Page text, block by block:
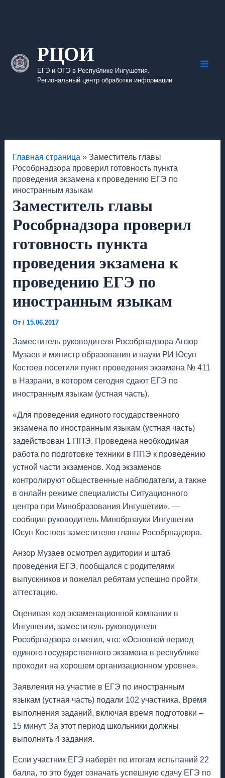
РЦОИ
ЕГЭ и ОГЭ в Республике Ингушетия.
Региональный центр обработки информации
Главная страница » Заместитель главы
Рособрнадзора проверил готовность пункта
проведения экзамена к проведению ЕГЭ по
иностранным языкам
Заместитель главы
Рособрнадзора проверил
готовность пункта
проведения экзамена к
проведению ЕГЭ по
иностранным языкам
От / 15.06.2017
Заместитель руководителя Рособрнадзора Анзор
Музаев и министр образования и науки РИ Юсуп
Костоев посетили пункт проведения экзамена № 411
в Назрани, в котором сегодня сдают ЕГЭ по
иностранным языкам (устная часть).
«Для проведения единого государственного
экзамена по иностранным языкам (устная часть)
задействован 1 ППЭ. Проведена необходимая
работа по подготовке техники в ППЭ к проведению
устной части экзаменов. Ход экзаменов
контролируют общественные наблюдатели, а также
в онлайн режиме специалисты Ситуационного
центра при Минобразования Ингушетии», —
сообщил руководитель Минобрнауки Ингушетии
Юсуп Костоев заместителю главы Рособрнадзора.
Анзор Музаев осмотрел аудитории и штаб
проведения ЕГЭ, пообщался с родителями
выпускников и пожелал ребятам успешно пройти
аттестацию.
Оценивая ход экзаменационной кампании в
Ингушетии, заместитель руководителя
Рособрнадзора отметил, что: «Основной период
единого государственного экзамена в республике
проходит на хорошем организационном уровне».
Заявления на участие в ЕГЭ по иностранным
языкам (устная часть) подали 102 участника. Время
выполнения заданий, включая время подготовки –
15 минут. За этот период школьники должны
выполнить 4 задания.
Если участник ЕГЭ наберёт по итогам испытаний 22
балла, то это будет означать успешную сдачу ЕГЭ по